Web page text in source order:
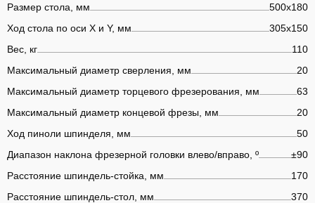
Размер стола, мм
500х180
Ход стола по оси X и Y, мм
305х150
Вес, кг
110
Максимальный диаметр сверления, мм
20
Максимальный диаметр торцевого фрезерования, мм
63
Максимальный диаметр концевой фрезы, мм
20
Ход пиноли шпинделя, мм
50
Диапазон наклона фрезерной головки влево/вправо, º
±90
Расстояние шпиндель-стойка, мм
170
Расстояние шпиндель-стол, мм
370